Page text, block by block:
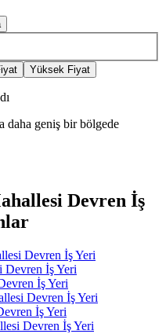
Yüksek Fiyat
daha geniş bir bölgede
Devren İş
Devren İş Yeri
Devren İş Yeri
İş Yeri
Devren İş Yeri
İş Yeri
Devren İş Yeri